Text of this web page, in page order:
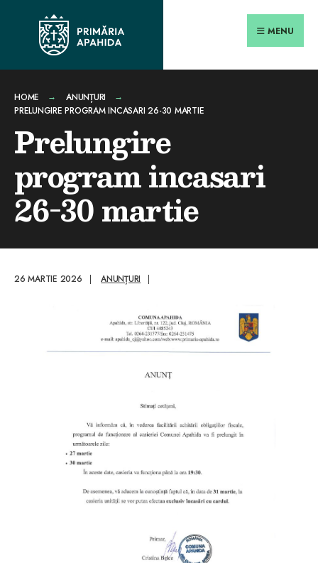
content
MENU
HOME
ANUNȚURI
PRELUNGIRE PROGRAM INCASARI 26-30 MARTIE
Prelungire
program incasari
26-30 martie
26 MARTIE 2026 | ANUNȚURI |
for:
Close